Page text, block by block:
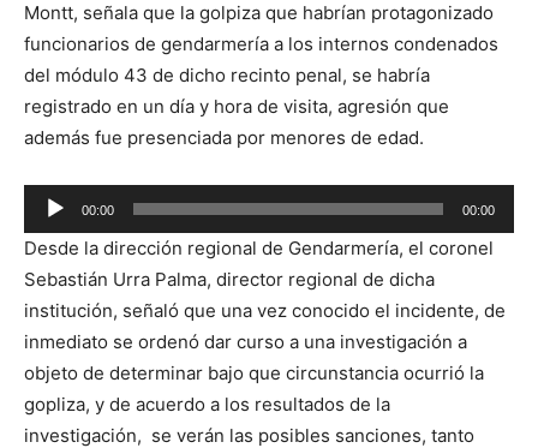
Montt, señala que la golpiza que habrían protagonizado
funcionarios de gendarmería a los internos condenados
del módulo 43 de dicho recinto penal, se habría
registrado en un día y hora de visita, agresión que
además fue presenciada por menores de edad.
Reproductor
de
audio
00:00 00:00
Desde la dirección regional de Gendarmería, el coronel
Sebastián Urra Palma, director regional de dicha
institución, señaló que una vez conocido el incidente, de
inmediato se ordenó dar curso a una investigación a
objeto de determinar bajo que circunstancia ocurrió la
gopliza, y de acuerdo a los resultados de la
investigación, se verán las posibles sanciones, tanto